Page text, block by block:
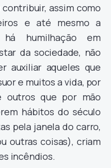
assim como
e até mesmo a
humilhação em
da sociedade, não
auxiliar aqueles que
e muitos a vida, por
outros que por mão
hábitos do século
pela janela do carro,
outras coisas), criam
incêndios.